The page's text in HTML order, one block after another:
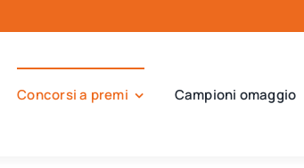
Concorsi a premi Campioni omaggio